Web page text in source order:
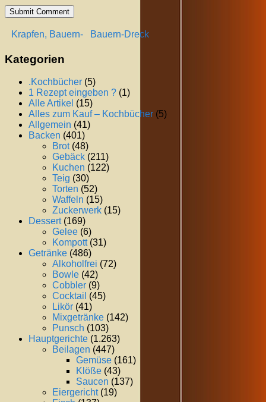
Krapfen, Bauern- Bauern-Dreck
Kategorien
.Kochbücher (5)
1 Rezept eingeben ? (1)
Alle Artikel (15)
Alles zum Kauf – Kochbücher (5)
Allgemein (41)
Backen (401)
Brot(48)
Gebäck (211)
Kuchen (122)
Teig (30)
Torten (52)
Waffeln (15)
Zuckerwerk (15)
Dessert(169)
Gelee (6)
Kompott(31)
Getränke (486)
Alkoholfrei (72)
Bowle (42)
Cobbler (9)
Cocktail (45)
Likör (41)
Mixgetränke (142)
Punsch (103)
Hauptgerichte (1.263)
Beilagen (447)
Gemüse (161)
Klöße (43)
Saucen (137)
Eiergericht(19)